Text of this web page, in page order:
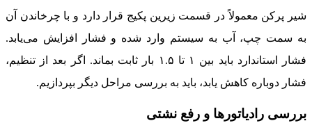
شیر پرکن معمولاً در قسمت زیرین پکیج قرار دارد و با چرخاندن آن
به سمت چپ، آب به سیستم وارد شده و فشار افزایش می‌یابد.
فشار استاندارد باید بین ۱ تا ۱.۵ بار ثابت بماند. اگر بعد از تنظیم،
فشار دوباره کاهش یابد، باید به بررسی مراحل دیگر بپردازیم.
بررسی رادیاتورها و رفع نشتی